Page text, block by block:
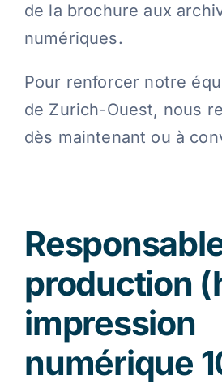
de la brochure aux
numériques.
Pour renforcer notre
de Zurich-Ouest, nous
dès maintenant ou à
production
impression
numérique